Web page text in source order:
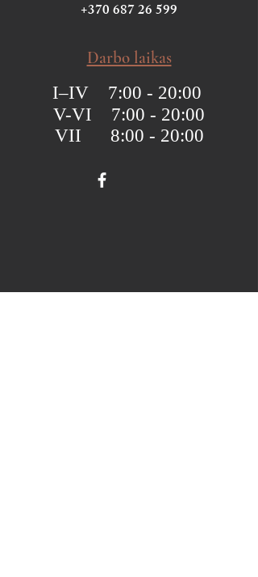
+370 687 26 599
Darbo laikas
I–IV 7:00 - 20:00
V-VI 7:00 - 20:00
VII 8:00 - 20:00